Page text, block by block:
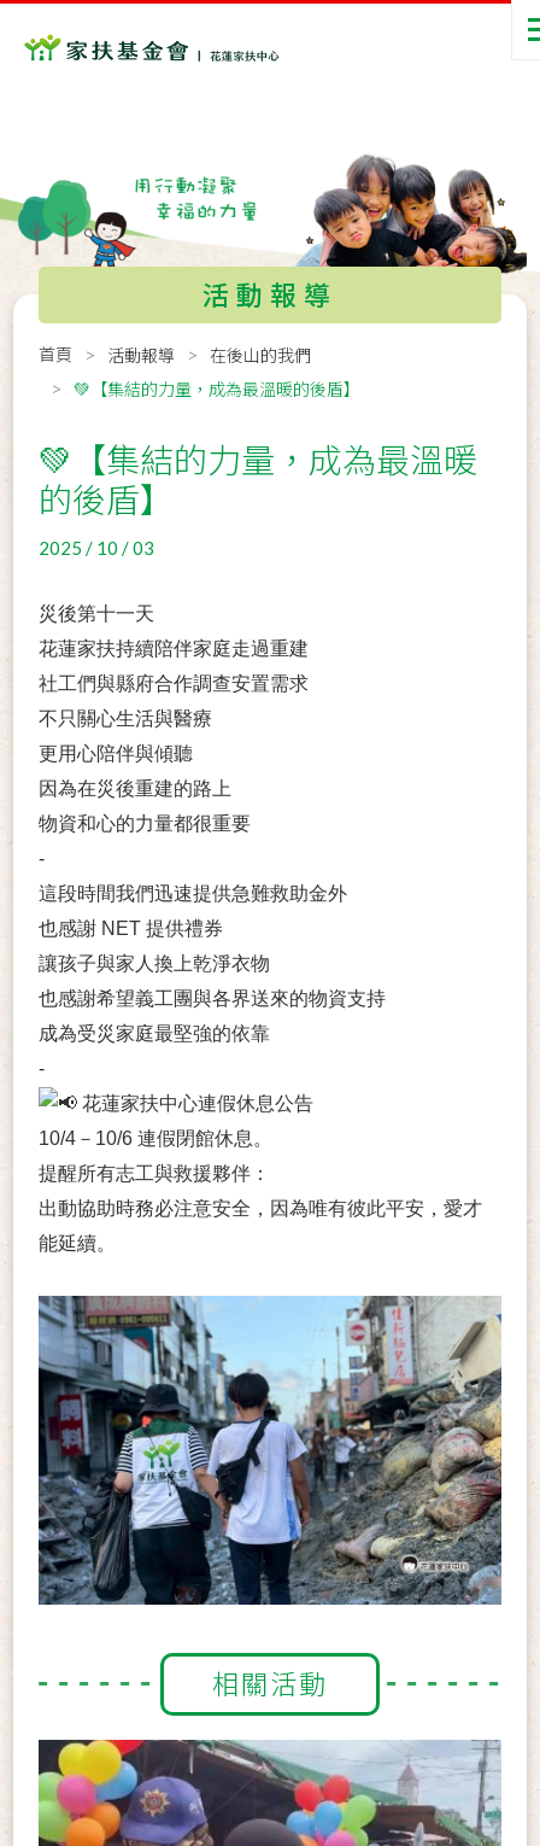
活動報導
首頁 活動報導
在後山的我們
💚【集結的力量，成為最溫暖的後盾】
💚【集結的力量，成為最溫暖
的後盾】
2025 / 10 / 03
災後第十一天
花蓮家扶持續陪伴家庭走過重建
社工們與縣府合作調查安置需求
不只關心生活與醫療
更用心陪伴與傾聽
因為在災後重建的路上
物資和心的力量都很重要
-
這段時間我們迅速提供急難救助金外
也感謝 NET 提供禮券
讓孩子與家人換上乾淨衣物
也感謝希望義工團與各界送來的物資支持
成為受災家庭最堅強的依靠
-
花蓮家扶中心連假休息公告
10/4－10/6 連假閉館休息。
提醒所有志工與救援夥伴：
出動協助時務必注意安全，因為唯有彼此平安，愛才
能延續。
相關活動